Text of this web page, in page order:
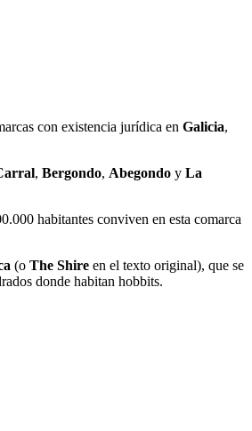
con existencia jurídica en Galicia,
, Bergondo, Abegondo y La
habitantes conviven en esta comarca
(o The Shire en el texto original), que se
donde habitan hobbits.